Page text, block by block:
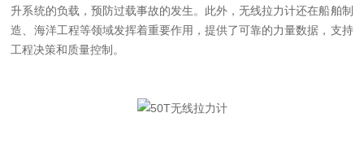
升系统的负载，预防过载事故的发生。此外，无线拉力计还在船舶制
造、海洋工程等领域发挥着重要作用，提供了可靠的力量数据，支持
工程决策和质量控制。